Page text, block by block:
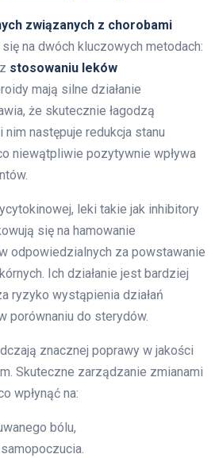
związanych z chorobami
na dwóch kluczowych metodach:
stosowaniu leków
mają silne działanie
że skutecznie łagodzą
następuje redukcja stanu
niewątpliwie pozytywnie wpływa
leki takie jak inhibitory
się na hamowanie
odpowiedzialnych za powstawanie
Ich działanie jest bardziej
ryzyko wystąpienia działań
porównaniu do sterydów.
znacznej poprawy w jakości
Skuteczne zarządzanie zmianami
wpłynąć na:
bólu,